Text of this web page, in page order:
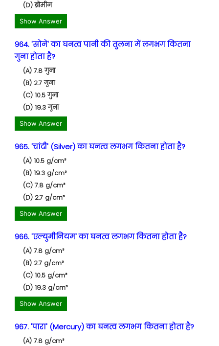
(D) ब्रोमीन
Show Answer
964. 'सोने' का घनत्व पानी की तुलना में लगभग कितना
गुना होता है?
(A) 7.8 गुना
(B) 2.7 गुना
(C) 10.5 गुना
(D) 19.3 गुना
Show Answer
965. 'चांदी' (Silver) का घनत्व लगभग कितना होता है?
(A) 10.5 g/cm³
(B) 19.3 g/cm³
(C) 7.8 g/cm³
(D) 2.7 g/cm³
Show Answer
966. 'एल्युमीनियम' का घनत्व लगभग कितना होता है?
(A) 7.8 g/cm³
(B) 2.7 g/cm³
(C) 10.5 g/cm³
(D) 19.3 g/cm³
Show Answer
967. 'पारा' (Mercury) का घनत्व लगभग कितना होता है?
(A) 7.8 g/cm³